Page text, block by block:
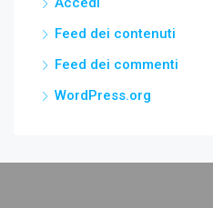
Feed dei contenuti
Feed dei commenti
WordPress.org